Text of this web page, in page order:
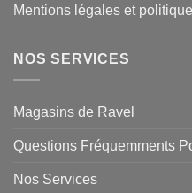
Mentions légales et
NOS SERVICES
Magasins de Ravel
Questions Fréquemments
Nos Services